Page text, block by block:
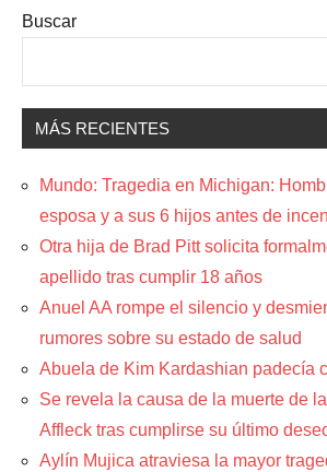
Buscar
MÁS RECIENTES
Mundo: Tragedia en Michigan:
esposa y a sus 6 hijos antes de
Otra hija de Brad Pitt solicita
apellido tras cumplir 18 años
Anuel AA rompe el silencio y
rumores sobre su estado de salud
Abuela de Kim Kardashian padecía
Se revela la causa de la muerte de
Affleck tras cumplirse su último
Aylín Mujica atraviesa la mayor